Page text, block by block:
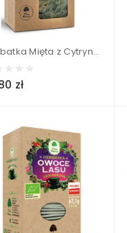
Herbatka Mięta z Cytryną - Liofilizowana BIO - Dary Natury 25 g
zł